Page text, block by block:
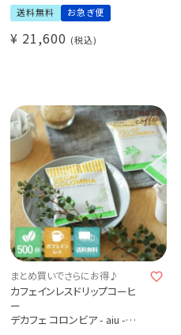
組み立て済み20個セット
おかずパンに合う珈琲
おやつパンに合う珈琲
送料無料 お急ぎ便
¥ 21,600 税込
まとめ買いでさらにお得♪
カフェインレスドリップコーヒ
ー
デカフェ コロンビア - aiu -